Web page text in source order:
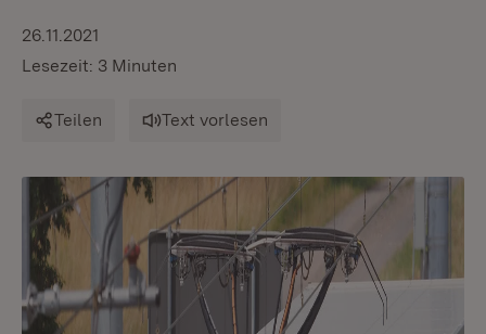
26.11.2021
Lesezeit: 3 Minuten
Teilen Text vorlesen